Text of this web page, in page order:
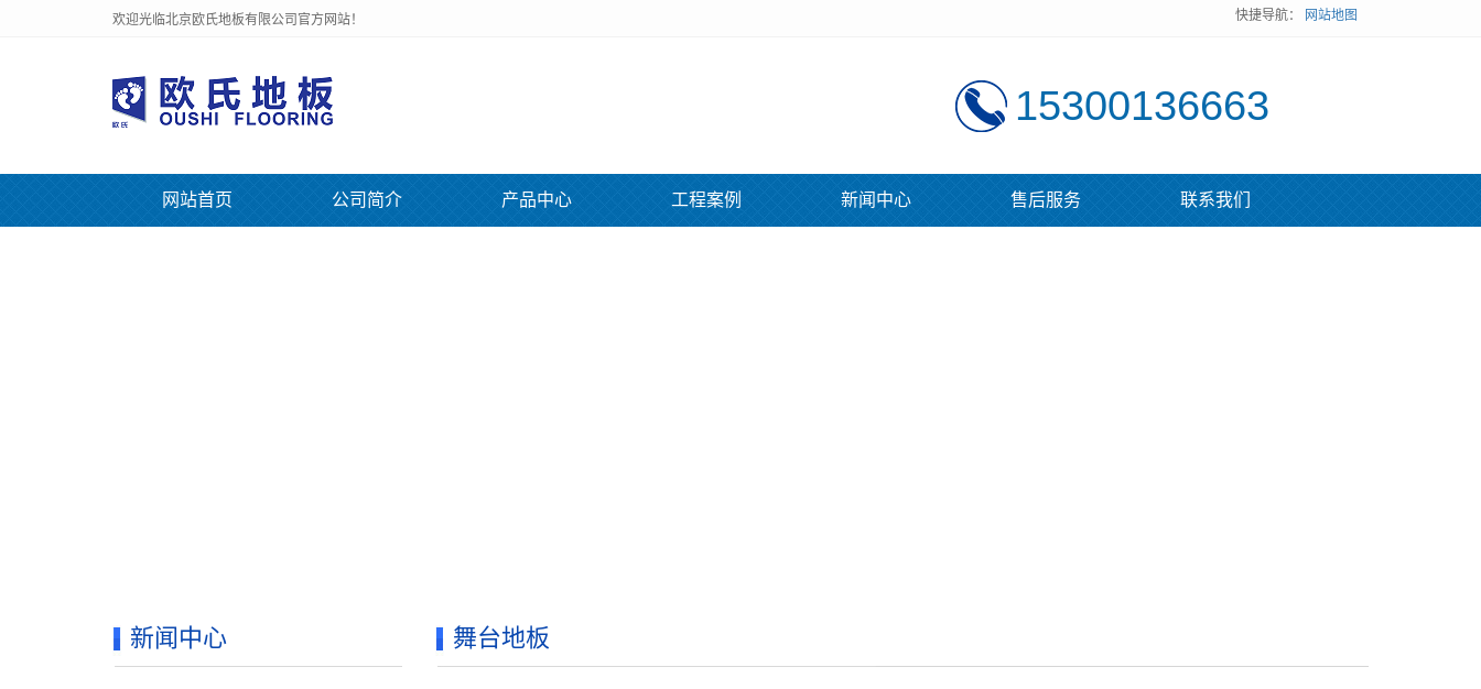
欢迎光临北京欧氏地板有限公司官方网站！ 快捷导航： 网站地图
15300136663
网站首页 公司简介 产品中心 工程案例 新闻中心 售后服务 联系我们
舞台地板
新闻中心